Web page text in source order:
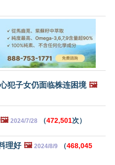
犯子女仍面临株连困境 🖼️
🖼️ 2024/7/28 （472,501次）
理好 🖼️ 2024/8/9 （468,045